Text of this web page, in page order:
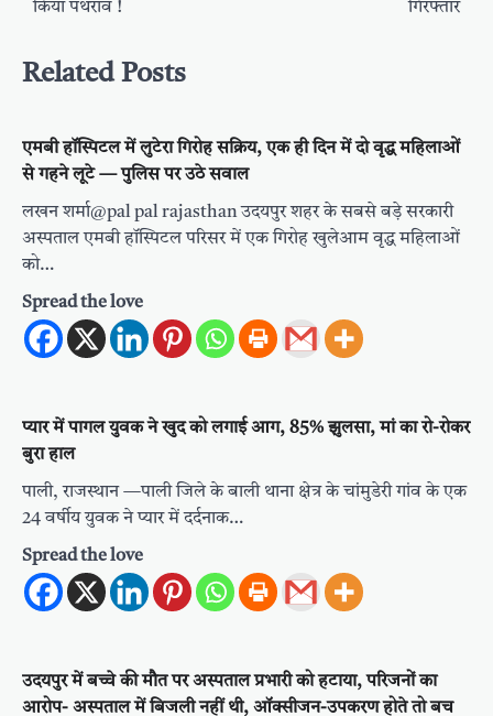
किया पथराव !
गिरफ्तार
Related Posts
एमबी हॉस्पिटल में लुटेरा गिरोह सक्रिय, एक ही दिन में दो वृद्ध महिलाओं
से गहने लूटे — पुलिस पर उठे सवाल
लखन शर्मा@pal pal rajasthan उदयपुर शहर के सबसे बड़े सरकारी
अस्पताल एमबी हॉस्पिटल परिसर में एक गिरोह खुलेआम वृद्ध महिलाओं
को…
Spread the love
प्यार में पागल युवक ने खुद को लगाई आग, 85% झुलसा, मां का रो-रोकर
बुरा हाल
पाली, राजस्थान —पाली जिले के बाली थाना क्षेत्र के चांमुडेरी गांव के एक
24 वर्षीय युवक ने प्यार में दर्दनाक…
Spread the love
उदयपुर में बच्चे की मौत पर अस्पताल प्रभारी को हटाया, परिजनों का
आरोप- अस्पताल में बिजली नहीं थी, ऑक्सीजन-उपकरण होते तो बच